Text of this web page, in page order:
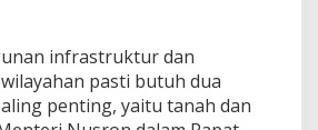
infrastruktur dan
pasti butuh dua
penting, yaitu tanah dan